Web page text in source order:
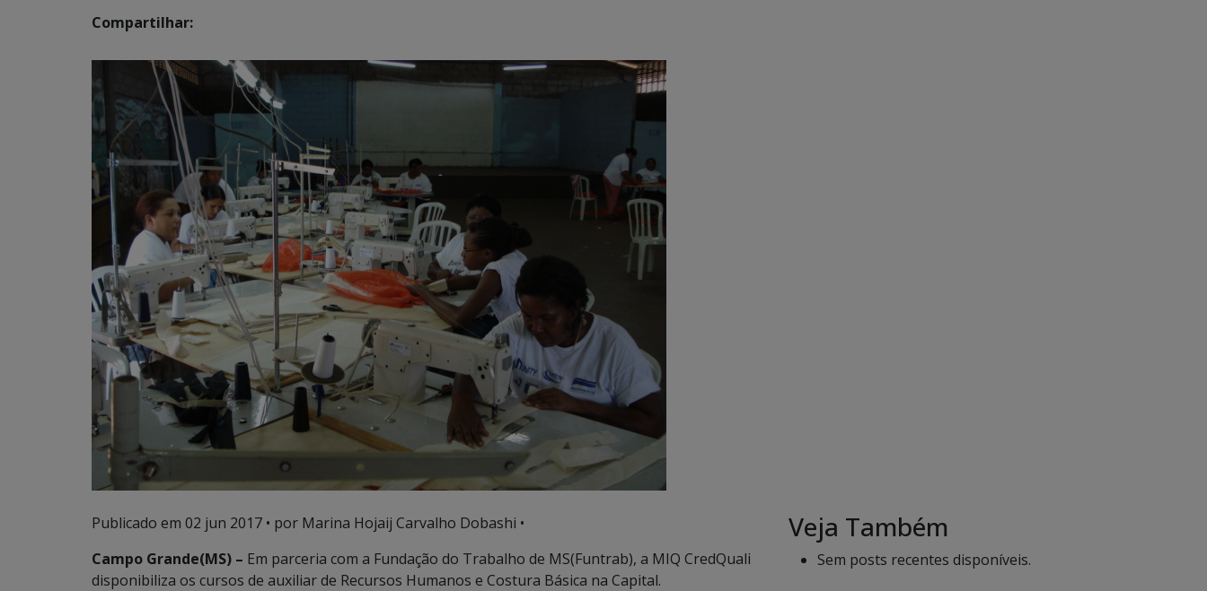
Compartilhar:
Publicado em 02 jun 2017 • por Marina Hojaij Carvalho Dobashi •
Campo Grande(MS) – Em parceria com a Fundação do Trabalho de MS(Funtrab), a MIQ CredQuali
disponibiliza os cursos de auxiliar de Recursos Humanos e Costura Básica na Capital.
Veja Também
Sem posts recentes disponíveis.